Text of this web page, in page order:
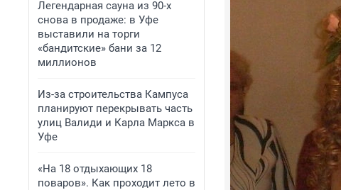
Легендарная сауна из 90-х
снова в продаже: в Уфе
выставили на торги
«бандитские» бани за 12
миллионов
Из-за строительства Кампуса
планируют перекрывать часть
улиц Валиди и Карла Маркса в
Уфе
«На 18 отдыхающих 18
поваров». Как проходит лето в